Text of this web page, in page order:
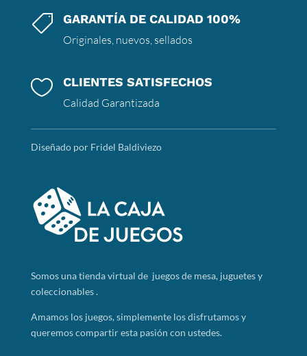
 GARANTÍA DE CALIDAD 100%
Originales, nuevos, sellados
 CLIENTES SATISFECHOS
Calidad Garantizada
Diseñado por Fridel Baldiviezo
Somosuna tienda virtual de juegos de mesa, juguetes y
coleccionables .
Amamos los juegos, simplemente los disfrutamos y
queremos compartir esta pasión con ustedes.